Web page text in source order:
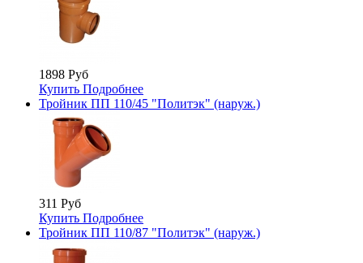
1898 Руб
Купить Подробнее
Тройник ПП 110/45 "Политэк" (наруж.)
311 Руб
Купить Подробнее
Тройник ПП 110/87 "Политэк" (наруж.)